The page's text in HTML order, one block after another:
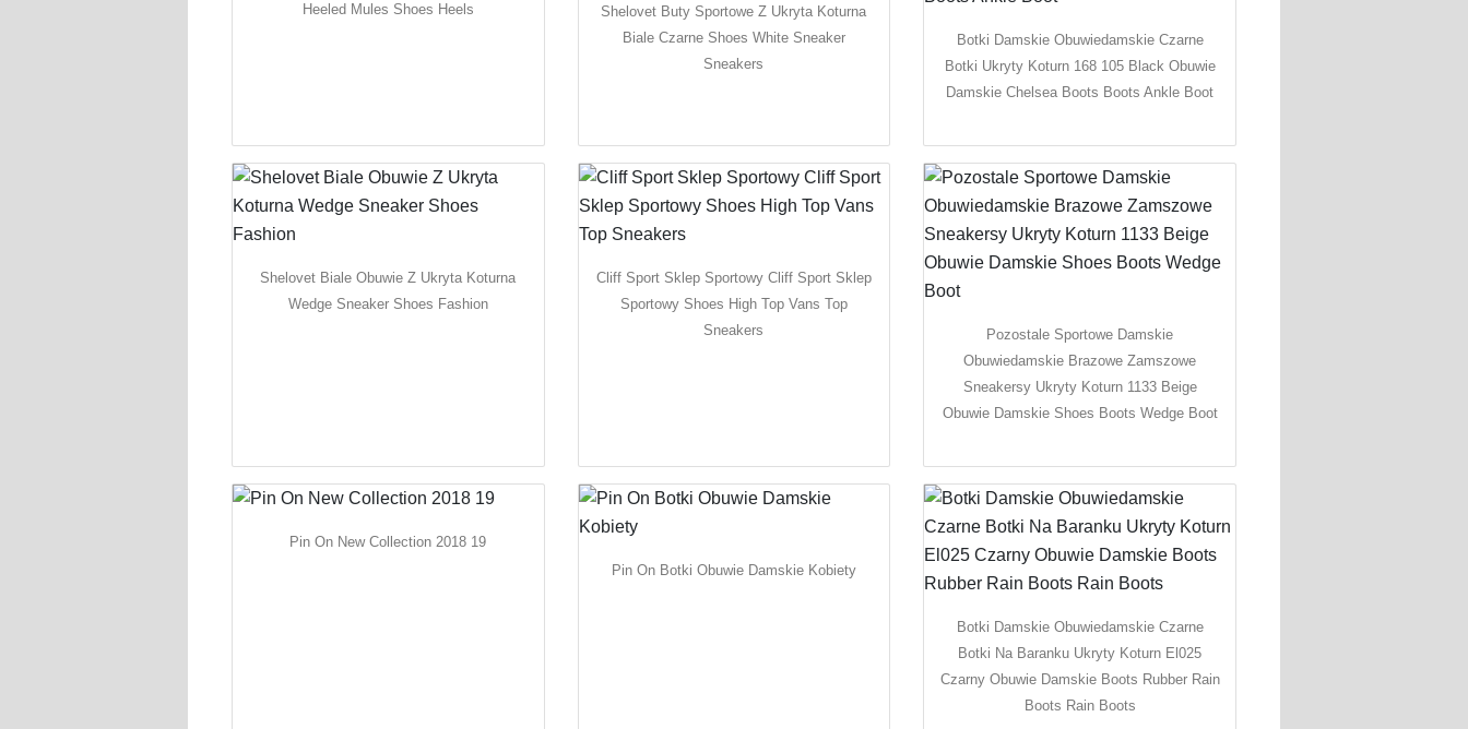
Heeled Mules Shoes Heels
Shelovet Buty Sportowe Z Ukryta Koturna
Biale Czarne Shoes White Sneaker
Sneakers
Botki Damskie Obuwiedamskie Czarne
Botki Ukryty Koturn 168 105 Black Obuwie
Damskie Chelsea Boots Boots Ankle Boot
Shelovet Biale Obuwie Z Ukryta Koturna
Wedge Sneaker Shoes Fashion
Cliff Sport Sklep Sportowy Cliff Sport Sklep
Sportowy Shoes High Top Vans Top
Sneakers
Pozostale Sportowe Damskie
Obuwiedamskie Brazowe Zamszowe
Sneakersy Ukryty Koturn 1133 Beige
Obuwie Damskie Shoes Boots Wedge Boot
Pin On New Collection 2018 19
Pin On Botki Obuwie Damskie Kobiety
Botki Damskie Obuwiedamskie Czarne
Botki Na Baranku Ukryty Koturn El025
Czarny Obuwie Damskie Boots Rubber Rain
Boots Rain Boots